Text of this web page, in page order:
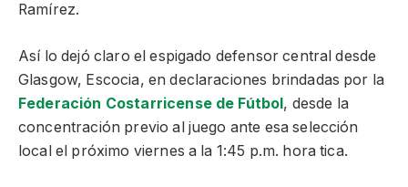
Ramírez.
Así lo dejó claro el espigado defensor central desde
Glasgow, Escocia, en declaraciones brindadas por la
Federación Costarricense de Fútbol, desde la
concentración previo al juego ante esa selección
local el próximo viernes a la 1:45 p.m. hora tica.